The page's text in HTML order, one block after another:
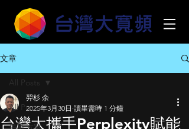
文章
All Posts
All Posts
台灣大攜手Perplexity賦能
羿杉 余
2025年3月30日 讀畢需時 1 分鐘